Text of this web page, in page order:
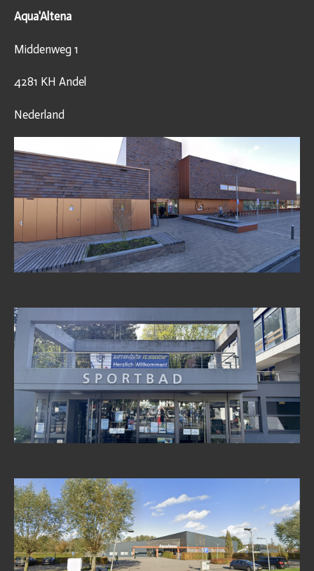
Aqua'Altena
Middenweg 1
4281 KH Andel
Nederland